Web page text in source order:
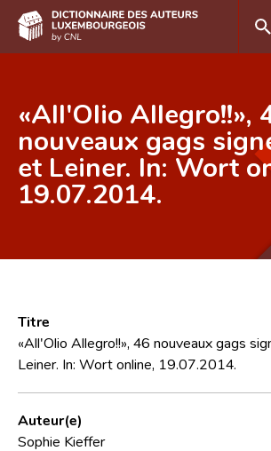
DE FR
Accueil
Auteur(e)s A-Z
Équipe scientifique
«All'Olio Allegro!!»,
nouveaux gags
et Leiner. In: Wort
19.07.2014.
Titre
«All'Olio Allegro!!», 46 nouveaux gags
Leiner. In: Wort online, 19.07.2014.
Auteur(e)
Sophie Kieffer